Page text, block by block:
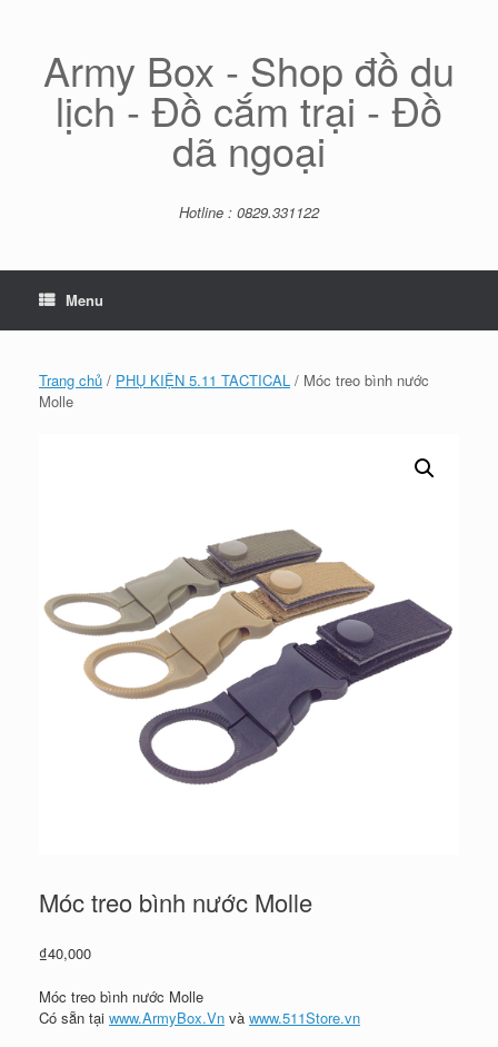
Army Box - Shop đồ du
lịch - Đồ cắm trại - Đồ
dã ngoại
Hotline : 0829.331122
Menu
Trang chủ / PHỤ KIỆN 5.11 TACTICAL / Móc treo bình nước
Molle
Móc treo bình nước Molle
₫40,000
Móc treo bình nước Molle
Có sẵn tại www.ArmyBox.Vn và www.511Store.vn